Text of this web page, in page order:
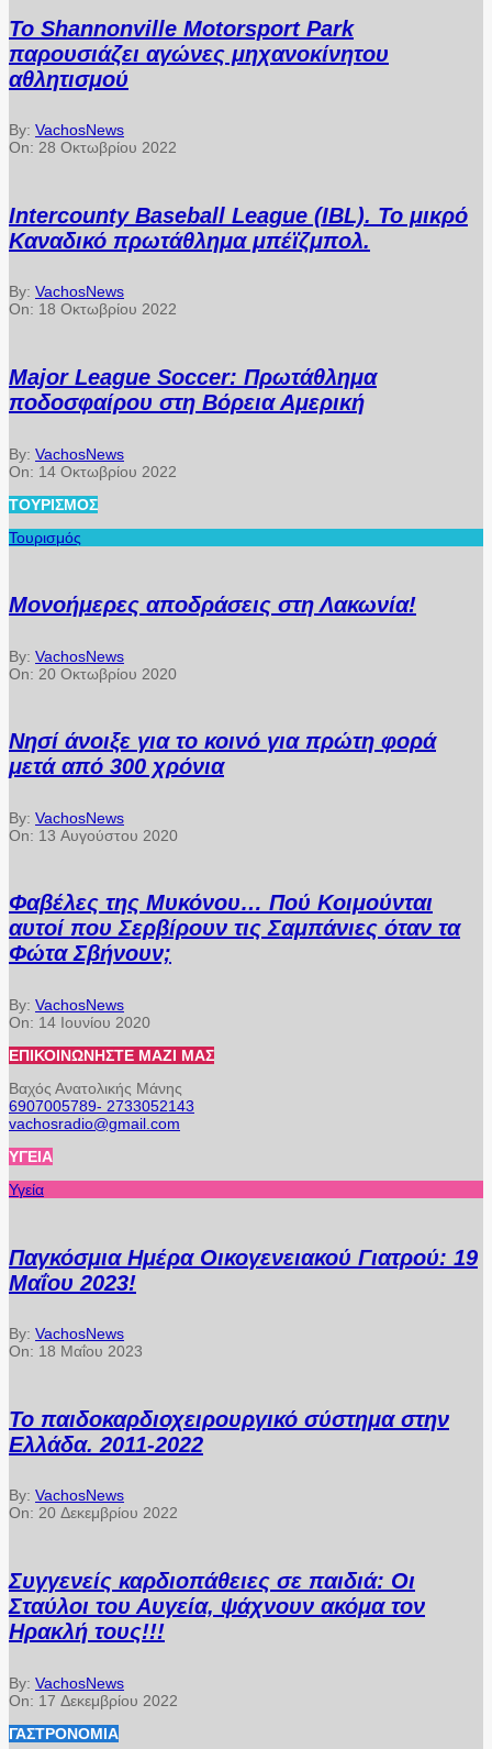
Το Shannonville Motorsport Park
παρουσιάζει αγώνες μηχανοκίνητου
αθλητισμού
By: VachosNews
On: 28 Οκτωβρίου 2022
Intercounty Baseball League (IBL). Το μικρό
Καναδικό πρωτάθλημα μπέϊζμπολ.
By: VachosNews
On: 18 Οκτωβρίου 2022
Major League Soccer: Πρωτάθλημα
ποδοσφαίρου στη Βόρεια Αμερική
By: VachosNews
On: 14 Οκτωβρίου 2022
ΤΟΥΡΙΣΜΌΣ
Τουρισμός
Μονοήμερες αποδράσεις στη Λακωνία!
By: VachosNews
On: 20 Οκτωβρίου 2020
Νησί άνοιξε για το κοινό για πρώτη φορά
μετά από 300 χρόνια
By: VachosNews
On: 13 Αυγούστου 2020
Φαβέλες της Μυκόνου… Πού Κοιμούνται
αυτοί που Σερβίρουν τις Σαμπάνιες όταν τα
Φώτα Σβήνουν;
By: VachosNews
On: 14 Ιουνίου 2020
ΕΠΙΚΟΙΝΩΝΉΣΤΕ ΜΑΖΊ ΜΑΣ
Βαχός Ανατολικής Μάνης
6907005789- 2733052143
vachosradio@gmail.com
ΥΓΕΊΑ
Υγεία
Παγκόσμια Ημέρα Οικογενειακού Γιατρού: 19
Μαΐου 2023!
By: VachosNews
On: 18 Μαΐου 2023
Το παιδοκαρδιοχειρουργικό σύστημα στην
Ελλάδα. 2011-2022
By: VachosNews
On: 20 Δεκεμβρίου 2022
Συγγενείς καρδιοπάθειες σε παιδιά: Οι
Σταύλοι του Αυγεία, ψάχνουν ακόμα τον
Ηρακλή τους!!!
By: VachosNews
On: 17 Δεκεμβρίου 2022
ΓΑΣΤΡΟΝΟΜΊΑ